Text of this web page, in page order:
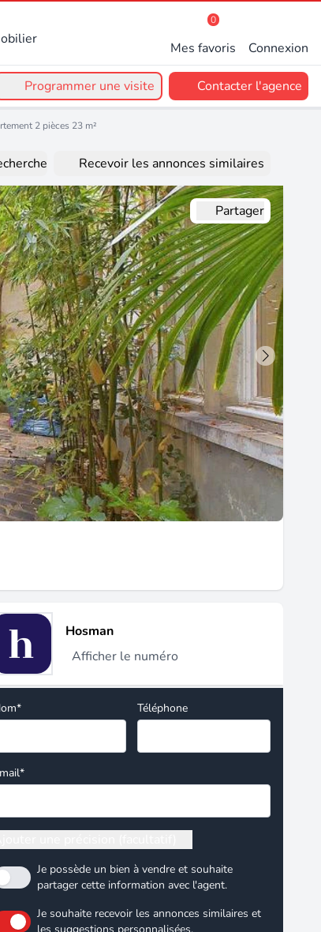
0
Mes favoris Connexion
Programmer une visite Contacter l'agence
2 pièces 23 m²
Recevoir les annonces similaires
Partager
Hosman
Afficher le numéro
Téléphone
Je possède un bien à vendre et souhaite
partager cette information avec l'agent.
Je souhaite recevoir les annonces similaires et